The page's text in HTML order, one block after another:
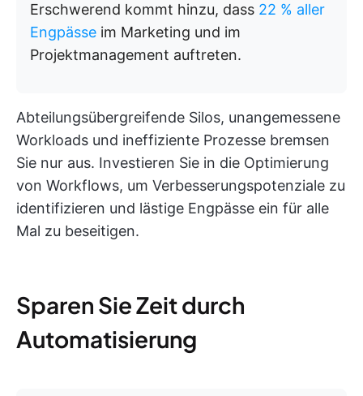
Erschwerend kommt hinzu, dass 22 % aller
Engpässe im Marketing und im
Projektmanagement auftreten.
Abteilungsübergreifende Silos, unangemessene
Workloads und ineffiziente Prozesse bremsen
Sie nur aus. Investieren Sie in die Optimierung
von Workflows, um Verbesserungspotenziale zu
identifizieren und lästige Engpässe ein für alle
Mal zu beseitigen.
Sparen Sie Zeit durch
Automatisierung